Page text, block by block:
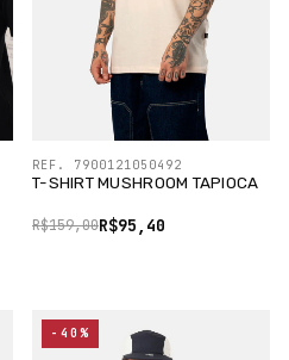
T-SHIRT MUSHROOM TAPIOCA
R$95,40
R$159,00
REF. 7900121050492
-40%